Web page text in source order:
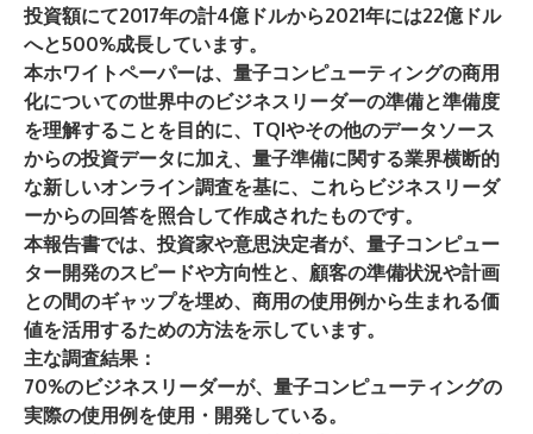
投資額にて2017年の計4億ドルから2021年には22億ドル
へと500%成長しています。
本ホワイトペーパーは、量子コンピューティングの商用
化についての世界中のビジネスリーダーの準備と準備度
を理解することを目的に、TQIやその他のデータソース
からの投資データに加え、量子準備に関する業界横断的
な新しいオンライン調査を基に、これらビジネスリーダ
ーからの回答を照合して作成されたものです。
本報告書では、投資家や意思決定者が、量子コンピュー
ター開発のスピードや方向性と、顧客の準備状況や計画
との間のギャップを埋め、商用の使用例から生まれる価
値を活用するための方法を示しています。
主な調査結果：
70%のビジネスリーダーが、量子コンピューティングの
実際の使用例を使用・開発している。